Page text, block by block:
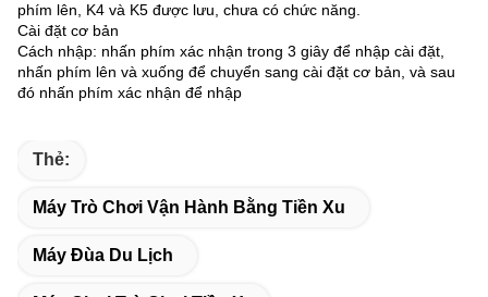
phím lên, K4 và K5 được lưu, chưa có chức năng.
Cài đặt cơ bản
Cách nhập: nhấn phím xác nhận trong 3 giây để nhập cài đặt,
nhấn phím lên và xuống để chuyển sang cài đặt cơ bản, và sau
đó nhấn phím xác nhận để nhập
Thẻ:
Máy Trò Chơi Vận Hành Bằng Tiền Xu
Máy Đùa Du Lịch